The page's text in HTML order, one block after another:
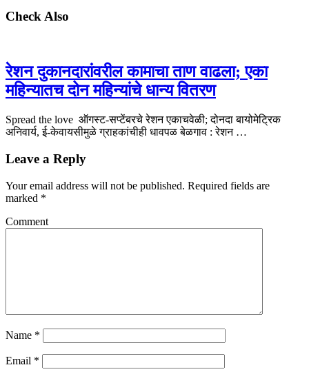
Check Also
रेशन दुकानदारांवरील कामाचा ताण वाढला; एका
महिन्यातच दोन महिन्यांचे धान्य वितरण
Spread the love ऑगस्ट-सप्टेंबरचे रेशन एकाचवेळी; दोनदा बायोमेट्रिक
अनिवार्य, ई-केवायसीमुळे ग्राहकांचीही धावपळ बेळगाव : रेशन …
Leave a Reply
Your email address will not be published. Required fields are
marked *
Comment
Name *
Email *